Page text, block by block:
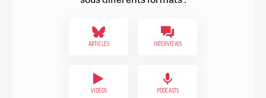
ARTICLES INTERVIEWS
VIDÉOS PODCASTS